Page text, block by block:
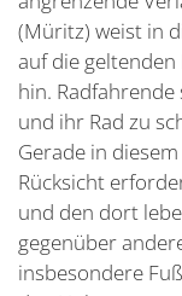
(Müritz) weist in
auf die geltenden
hin.
und ihr Rad zu
Gerade in
Rücksicht
und den dort
gegenüber
insbesondere